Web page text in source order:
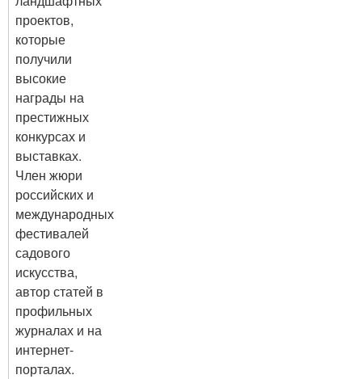
проектов,
которые
получили
высокие
награды на
престижных
конкурсах и
выставках.
Член жюри
российских и
международных
фестивалей
садового
искусства,
автор статей в
профильных
журналах и на
интернет-
порталах.